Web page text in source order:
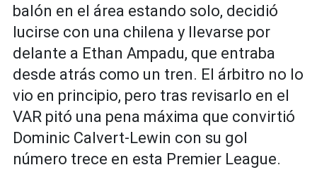
balón en el área estando solo, decidió
lucirse con una chilena y llevarse por
delante a Ethan Ampadu, que entraba
desde atrás como un tren. El árbitro no lo
vio en principio, pero tras revisarlo en el
VAR pitó una pena máxima que convirtió
Dominic Calvert-Lewin con su gol
número trece en esta Premier League.